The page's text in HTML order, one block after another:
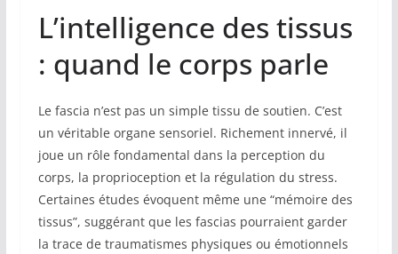
L’intelligence des tissus
: quand le corps parle
Le fascia n’est pas un simple tissu de soutien. C’est
un véritable organe sensoriel. Richement innervé, il
joue un rôle fondamental dans la perception du
corps, la proprioception et la régulation du stress.
Certaines études évoquent même une “mémoire des
tissus”, suggérant que les fascias pourraient garder
la trace de traumatismes physiques ou émotionnels